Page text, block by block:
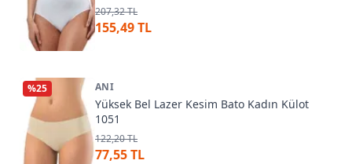
207,32 TL
155,49 TL
%25 ANI
Yüksek Bel Lazer Kesim Bato Kadın Külot
1051
122,20 TL
77,55 TL